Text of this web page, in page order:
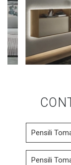
Pensili
Pensili